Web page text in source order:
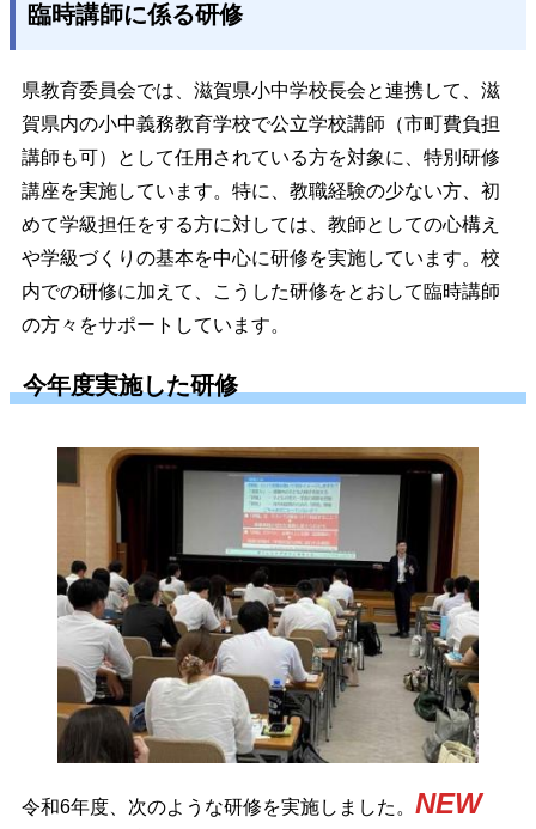
臨時講師に係る研修
県教育委員会では、滋賀県小中学校長会と連携して、滋
賀県内の小中義務教育学校で公立学校講師（市町費負担
講師も可）として任用されている方を対象に、特別研修
講座を実施しています。特に、教職経験の少ない方、初
めて学級担任をする方に対しては、教師としての心構え
や学級づくりの基本を中心に研修を実施しています。校
内での研修に加えて、こうした研修をとおして臨時講師
の方々をサポートしています。
今年度実施した研修
令和6年度、次のような研修を実施しました。 NEW